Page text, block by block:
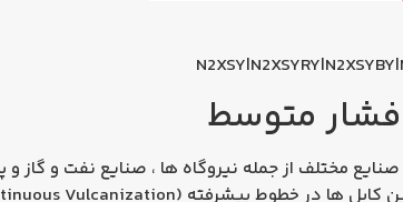
مختلف از جمله نیروگاه ها ، صنایع نفت و گاز و